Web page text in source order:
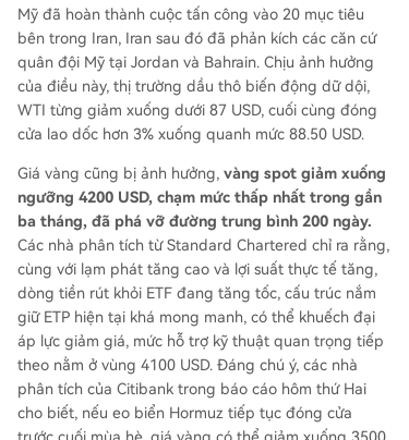
Mỹ đã hoàn thành cuộc tấn công vào 20 mục tiêu
bên trong Iran, Iran sau đó đã phản kích các căn cứ
quân đội Mỹ tại Jordan và Bahrain. Chịu ảnh hưởng
của điều này, thị trường dầu thô biến động dữ dội,
WTI từng giảm xuống dưới 87 USD, cuối cùng đóng
cửa lao dốc hơn 3% xuống quanh mức 88.50 USD.
Giá vàng cũng bị ảnh hưởng, vàng spot giảm xuống
ngưỡng 4200 USD, chạm mức thấp nhất trong gần
ba tháng, đã phá vỡ đường trung bình 200 ngày.
Các nhà phân tích từ Standard Chartered chỉ ra rằng,
cùng với lạm phát tăng cao và lợi suất thực tế tăng,
dòng tiền rút khỏi ETF đang tăng tốc, cấu trúc nắm
giữ ETP hiện tại khá mong manh, có thể khuếch đại
áp lực giảm giá, mức hỗ trợ kỹ thuật quan trọng tiếp
theo nằm ở vùng 4100 USD. Đáng chú ý, các nhà
phân tích của Citibank trong báo cáo hôm thứ Hai
cho biết, nếu eo biển Hormuz tiếp tục đóng cửa
trước cuối mùa hè, giá vàng có thể giảm xuống 3500